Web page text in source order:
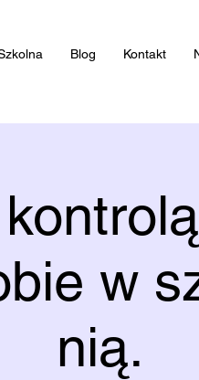
Blog Kontakt
w
nią.